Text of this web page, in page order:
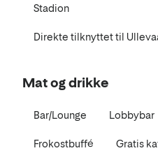
Stadion
Direkte tilknyttet til
Mat og drikke
Bar/Lounge Lobbybar
Frokostbuffé Gratis